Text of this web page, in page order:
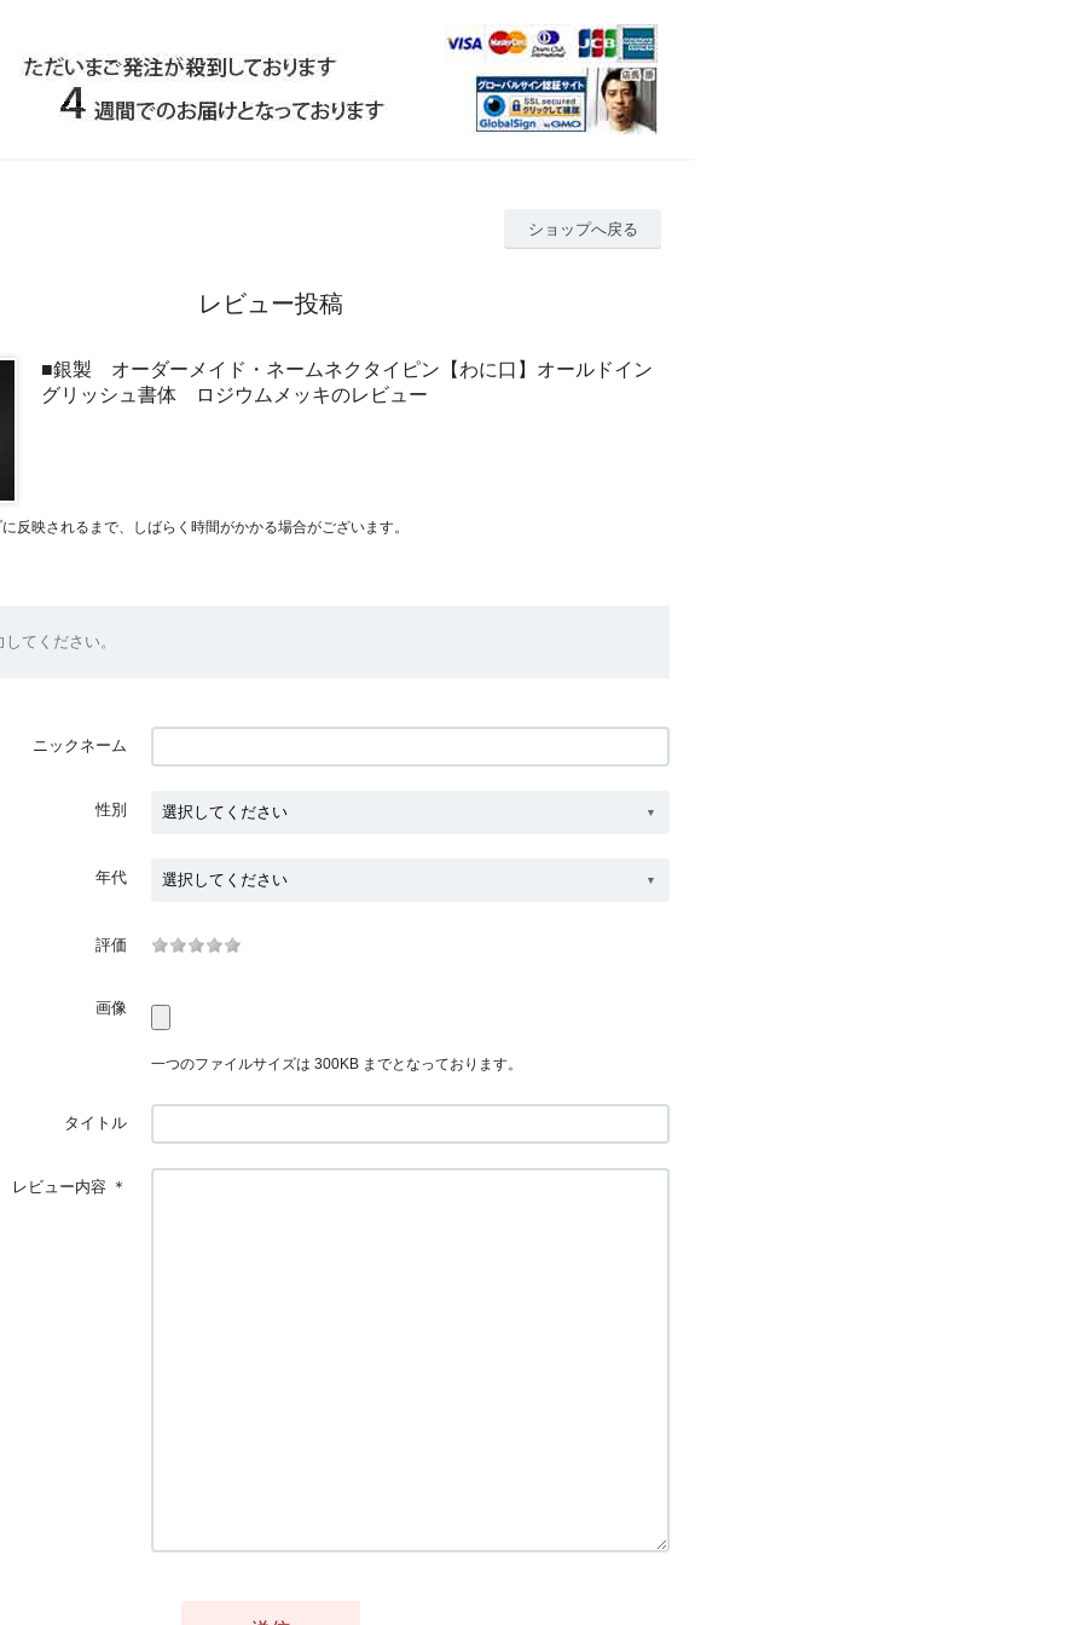
ショップへ戻る
レビュー投稿
■銀製 オーダーメイド・ネームネクタイピン【わに口】オールドイン
グリッシュ書体 ロジウムメッキのレビュー
反映されるまで、しばらく時間がかかる場合がございます。
てください。
ニックネーム
性別
年代
評価
画像
一つのファイルサイズは 300KB までとなっております。
タイトル
レビュー内容 ＊